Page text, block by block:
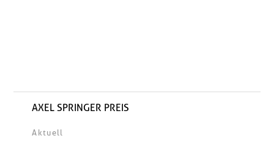
AXEL SPRINGER PREIS
Aktuell